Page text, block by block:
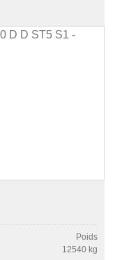
Poids
12540 kg